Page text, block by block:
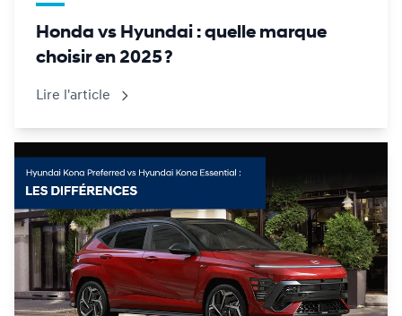
Honda vs Hyundai : quelle marque
choisir en 2025 ?
Lire l'article